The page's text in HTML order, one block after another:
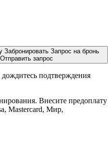
Забронировать Запрос на бронь
Отправить запрос
подтверждения
Внесите предоплату
Mastercard, Мир,